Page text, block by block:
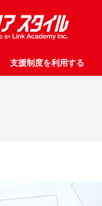
支援制度を利用する
支援制度を利用する